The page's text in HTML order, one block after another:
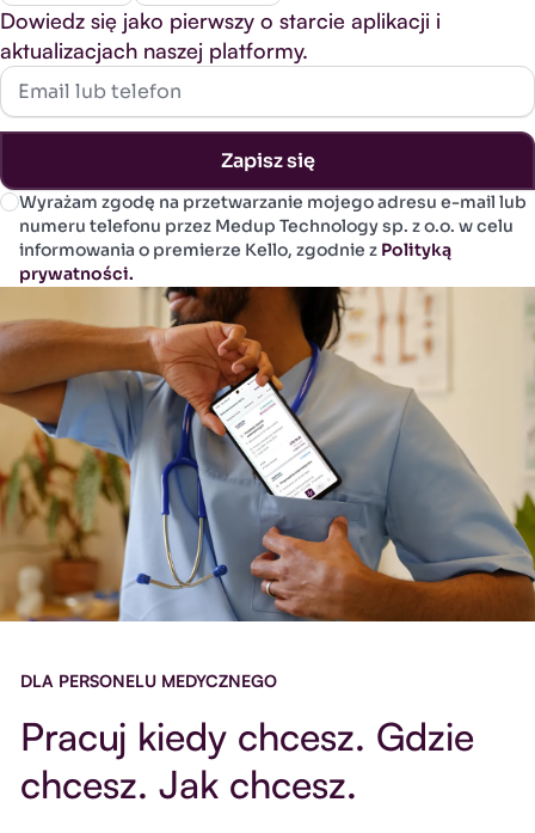
Dowiedz się jako pierwszy o starcie aplikacji i
aktualizacjach naszej platformy.
Email lub telefon
Zapisz się
Wyrażam zgodę na przetwarzanie mojego adresu e-mail lub
numeru telefonu przez Medup Technology sp. z o.o. w celu
informowania o premierze Kello, zgodnie z Polityką
prywatności.
DLA PERSONELU MEDYCZNEGO
Pracuj kiedy chcesz. Gdzie
chcesz. Jak chcesz.